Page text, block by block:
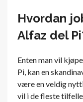
Hvordan
Alfaz del
Enten man vil
Pi, kan en
være en veldig
vil i de fleste